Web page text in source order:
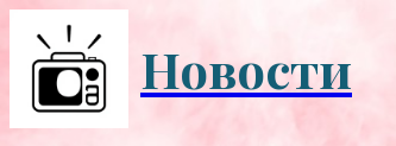
Новости